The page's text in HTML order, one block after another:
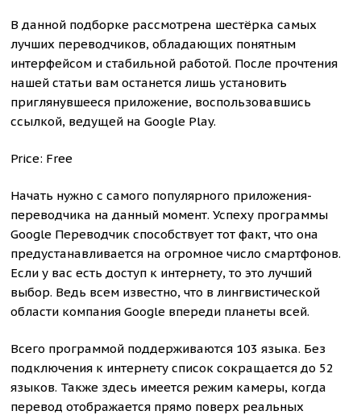
В данной подборке рассмотрена шестёрка самых
лучших переводчиков, обладающих понятным
интерфейсом и стабильной работой. После прочтения
нашей статьи вам останется лишь установить
приглянувшееся приложение, воспользовавшись
ссылкой, ведущей на Google Play.
Price: Free
Начать нужно с самого популярного приложения-
переводчика на данный момент. Успеху программы
Google Переводчик способствует тот факт, что она
предустанавливается на огромное число смартфонов.
Если у вас есть доступ к интернету, то это лучший
выбор. Ведь всем известно, что в лингвистической
области компания Google впереди планеты всей.
Всего программой поддерживаются 103 языка. Без
подключения к интернету список сокращается до 52
языков. Также здесь имеется режим камеры, когда
перевод отображается прямо поверх реальных